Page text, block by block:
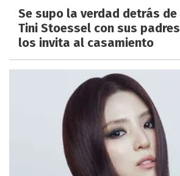
Se supo la verdad detrás
Tini Stoessel con sus
los invita al casamiento